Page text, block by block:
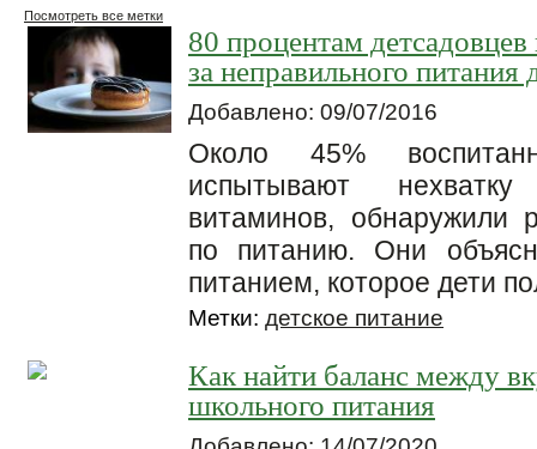
Посмотреть все метки
80 процентам
за неправильного питания
Добавлено: 09/07/2016
Около 45%
испытывают
витаминов, обнаружили
по питанию. Они
питанием, которое дети
Метки: детское питание
Как найти баланс между
школьного питания